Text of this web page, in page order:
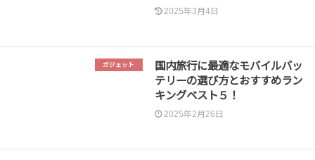
2025年3月4日
ガジェット
国内旅行に最適なモバイルバッ
テリーの選び方とおすすめラン
キングベスト５！
2025年2月26日